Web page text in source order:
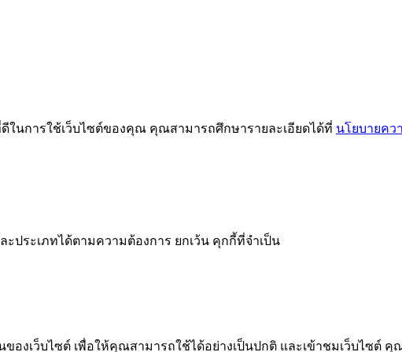
นการใช้เว็บไซต์ของคุณ คุณสามารถศึกษารายละเอียดได้ที่ นโยบายคว
ประเภทได้ตามความต้องการ ยกเว้น คุกกี้ที่จำเป็น
องเว็บไซต์ เพื่อให้คุณสามารถใช้ได้อย่างเป็นปกติ และเข้าชมเว็บไซต์